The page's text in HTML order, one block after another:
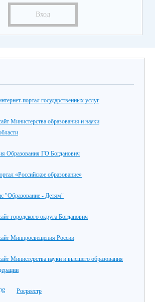
Вход
портал государственных услуг
Министерства образования и науки
Образования ГО Богданович
«Российское образование»
"Образование - Детям"
городского округа Богданович
Минпросвещения России
Министерства науки и высшего образования
Росреестр